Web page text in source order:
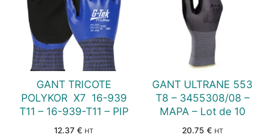
GANT TRICOTE
POLYKOR  X7  16-939
T11 – 16-939-T11 – PIP
12.37€ HT
GANT ULTRANE 553
T8 – 3455308/08 –
MAPA – Lot de 10
20.75 € HT